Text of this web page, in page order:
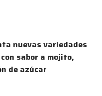
nuevas variedades
sabor a mojito,
de azúcar